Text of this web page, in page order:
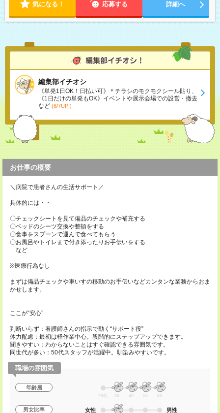
気になる！ 応募する 詳細へ
編集部イチオシ
《単発1日OK！日払い可》＊チラシのモクモクシール貼り、
《1日だけの単発もOK》イベントや展示会場での設営・撤去
など (8/7UP!)
お仕事の概要
＼病院で患者さんの生活サポート／
具体的には・・
〇チェックシートを見て備品のチェックや補充する
〇ベッドのシーツ交換や整頓をする
〇食事をスプーンで運んで食べてもらう
〇お風呂やトイレまで付き添ったりお手伝いをする
など
※医療行為なし
まずは備品チェックや車いすの移動のお手伝いなどカンタンな業務からおま
かせします。
ここが“安心”
判断いらず：看護師さんの指示で動く“サポート役”
体力配慮：最初は軽作業中心。段階的にステップアップできます。
聞きやすい：わからないことはすぐ確認できる雰囲気です。
同世代が多い：50代スタッフが活躍中。馴染みやすいです。
職場の雰囲気
年齢層
20代 30 40 50 60
男女比率 女性 男性